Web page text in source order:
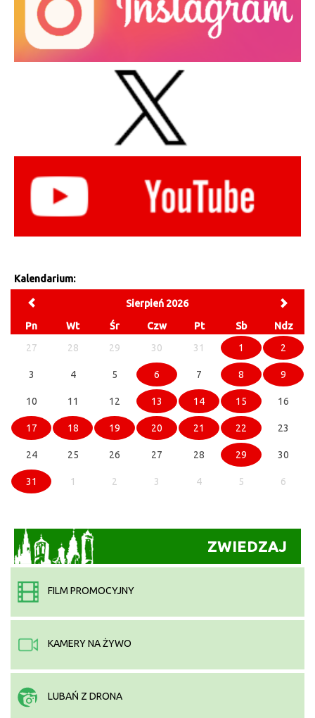
Kalendarium:
Sierpień 2026
Pn
Wt Śr Czw Pt Sb
Ndz
27
28 29 30 31 1 2
3 4 5 6 7 8 9
10 11 12 13 14 15 16
17 18 19 20 21 22 23
24 25 26 27 28 29 30
31 1 2 3 4 5 6
ZWIEDZAJ
FILM PROMOCYJNY
KAMERY NA ŻYWO
LUBAŃ Z DRONA